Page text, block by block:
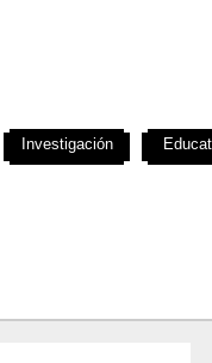
Investigación